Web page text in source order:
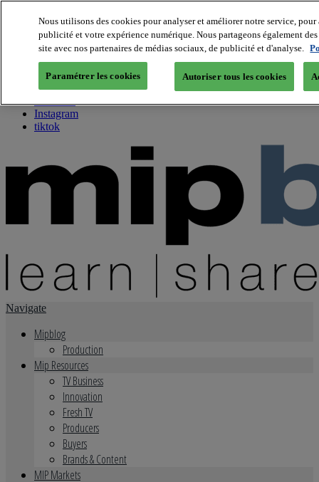
About us
Twitter
Facebook
Youtube
Instagram
tiktok
Navigate
Mipblog
Production
Mip Resources
TV Business
Innovation
Fresh TV
Producers
Buyers
Brands & Content
MIP Markets
Nous utilisons des cookies pour analyser et améliorer notre service,
publicité et votre expérience numérique. Nous partageons également
site avec nos partenaires de médias sociaux, de publicité et d'analyse.
Paramétrer les cookies Autoriser tous les cookies